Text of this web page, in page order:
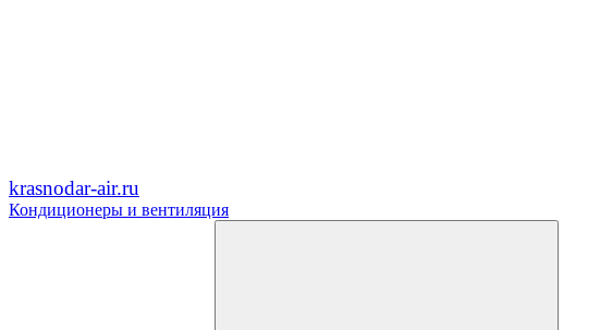
krasnodar-air.ru
Кондиционеры и вентиляция